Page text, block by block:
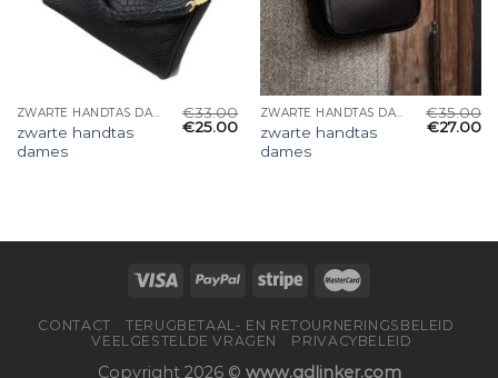
ZWARTE HANDTAS DAMES
zwarte handtas
dames
€33.00
€25.00
ZWARTE HANDTAS DAMES
zwarte handtas
dames
€35.00
€27.00
CONTACT
TERUGBETAAL- EN RETOURNERINGSBELEID
VEELGESTELDE VRAGEN
PRIVACYBELEID
Copyright 2026 © www.gdlinker.com